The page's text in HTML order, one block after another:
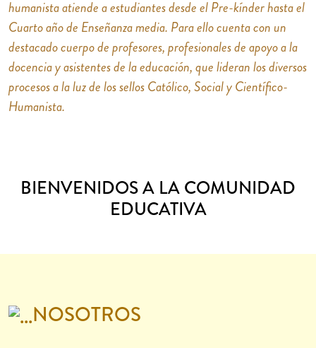
humanista atiende a estudiantes desde el Pre-kínder hasta el
Cuarto año de Enseñanza media. Para ello cuenta con un
destacado cuerpo de profesores, profesionales de apoyo a la
docencia y asistentes de la educación, que lideran los diversos
procesos a la luz de los sellos Católico, Social y Científico-
Humanista.
BIENVENIDOS A LA COMUNIDAD
EDUCATIVA
NOSOTROS